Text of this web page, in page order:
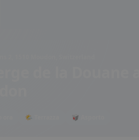
🌤 Terrazza 🥡 Asporto